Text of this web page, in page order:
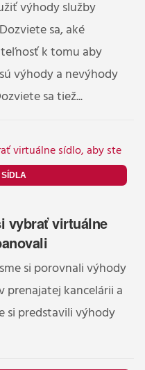
výhody služby
sa, aké
k tomu aby
výhody a nevýhody
sa tiež...
vybrať virtuálne
si porovnali výhody
prenajatej kancelárii a
si predstavili výhody